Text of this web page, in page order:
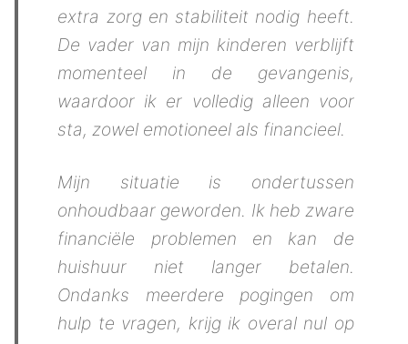
extra zorg en stabiliteit nodig heeft.
De vader van mijn kinderen verblijft
momenteel in de gevangenis,
waardoor ik er volledig alleen voor
sta, zowel emotioneel als financieel.
Mijn situatie is ondertussen
onhoudbaar geworden. Ik heb zware
financiële problemen en kan de
huishuur niet langer betalen.
Ondanks meerdere pogingen om
hulp te vragen, krijg ik overal nul op